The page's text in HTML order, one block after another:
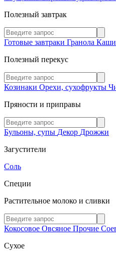
Полезный завтрак
Готовые завтраки Гранола Каши
Полезный перекус
Козинаки Орехи, сухофрукты
Пряности и приправы
Бульоны, супы Декор Дрожжи
Загустители
Соль
Специи
Растительное молоко и сливки
Кокосовое Овсяное Прочие
Сухое